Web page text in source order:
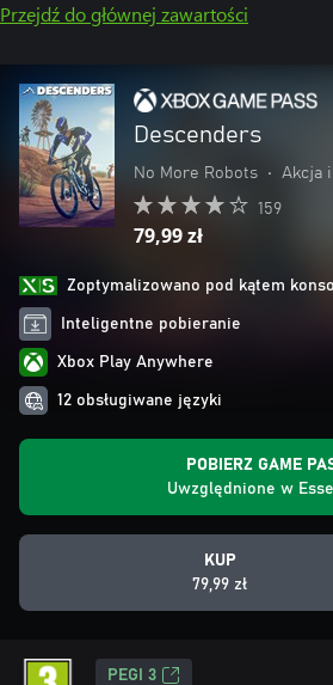
Przejdź do głównej zawartości
Descenders
No More Robots • Akcja
159
79,99 zł
Zoptymalizowano pod kątem
Inteligentne pobieranie
Xbox Play Anywhere
12 obsługiwane języki
POBIERZ GAME
Uwzględnione w
KUP
79,99 zł
PEGI 3